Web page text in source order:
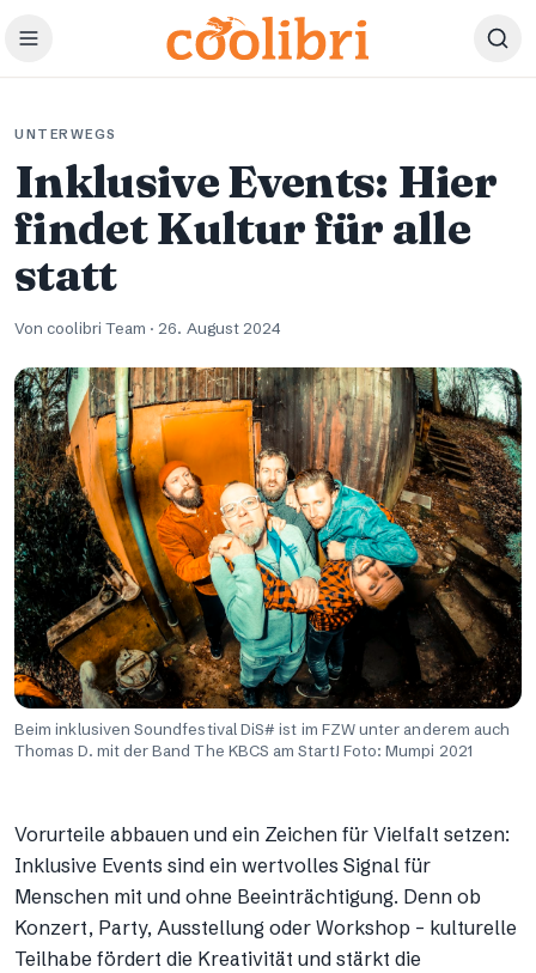
Zum Hauptinhalt springen
UNTERWEGS
Inklusive Events: Hier
findet Kultur für alle
statt
Von coolibri Team · 26. August 2024
Beim inklusiven Soundfestival DiS# ist im FZW unter anderem auch
Thomas D. mit der Band The KBCS am Start! Foto: Mumpi 2021
Vorurteile abbauen und ein Zeichen für Vielfalt setzen:
Inklusive Events sind ein wertvolles Signal für
Menschen mit und ohne Beeinträchtigung. Denn ob
Konzert, Party, Ausstellung oder Workshop – kulturelle
Teilhabe fördert die Kreativität und stärkt die